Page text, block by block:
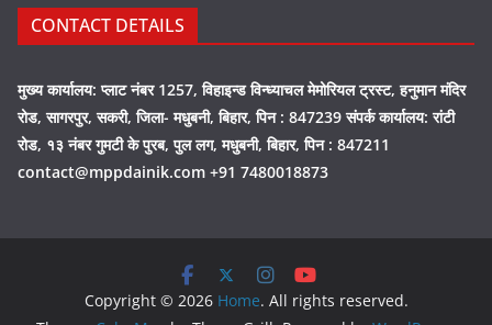
CONTACT DETAILS
मुख्य कार्यालय: प्लाट नंबर 1257, विहाइन्ड विन्ध्याचल मेमोरियल ट्रस्ट, हनुमान मंदिर
रोड, सागरपुर, सकरी, जिला- मधुबनी, बिहार, पिन : 847239 संपर्क कार्यालय: रांटी
रोड, १३ नंबर गुमटी के पुरब, पुल लग, मधुबनी, बिहार, पिन : 847211
contact@mppdainik.com +91 7480018873
Copyright © 2026 Home. All rights reserved.